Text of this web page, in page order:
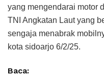
yang mengendarai motor
TNI Angkatan Laut yang
sengaja menabrak
kota sidoarjo 6/2/25.
Baca: